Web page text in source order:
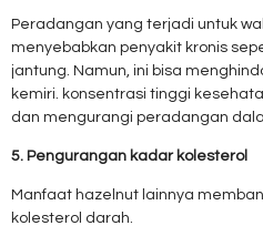
Peradangan yang terjadi untuk
menyebabkan penyakit kronis
jantung. Namun, ini bisa
kemiri. konsentrasi tinggi
dan mengurangi peradangan
5. Pengurangan kadar kolesterol
Manfaat hazelnut lainnya
kolesterol darah.